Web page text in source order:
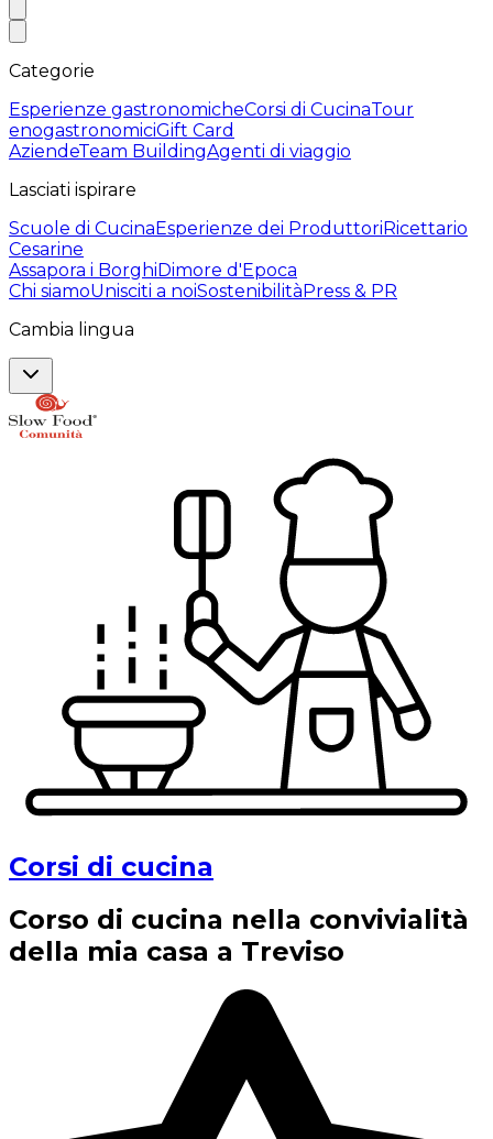
Categorie
Esperienze gastronomicheCorsi di CucinaTour
enogastronomiciGift Card
AziendeTeam BuildingAgenti di viaggio
Lasciati ispirare
Scuole di CucinaEsperienze dei ProduttoriRicettario
Cesarine
Assapora i BorghiDimore d'Epoca
Chi siamoUnisciti a noiSostenibilitàPress & PR
Cambia lingua
Corsi di cucina
Corso di cucina nella convivialità
della mia casa a Treviso